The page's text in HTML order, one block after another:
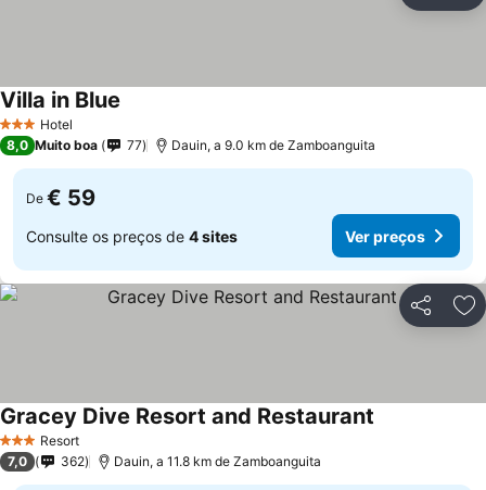
3 EstrelasHotel
Villa in Blue
8,0 Muito boa 77 Dauin, a 9.0 km de Zamboanguita
De € 59
Consulte os preços de 4 sites Ver preços
Partilhar
3 EstrelasResort
Gracey Dive Resort and Restaurant
7,0 362 Dauin, a 11.8 km de Zamboanguita